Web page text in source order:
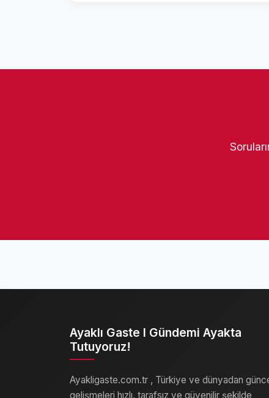
Ayaklı Gaste I Gündemi Ayakta
Tutuyoruz!
Ayakligaste.com.tr , Türkiye ve dünyadan
gelişmeleri hızlı, tarafsız ve güvenilir şekilde